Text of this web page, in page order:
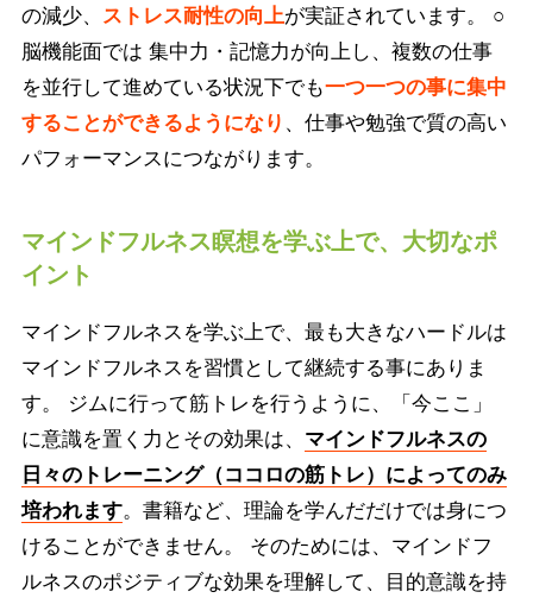
の減少、 ストレス耐性の向上が実証されています。 ○
脳機能面では 集中力・記憶力が向上し、複数の仕事
を並行して進めている状況下でも一つ一つの事に集中
することができるようになり 、仕事や勉強で質の高い
パフォーマンスにつながります。
マインドフルネス瞑想を学ぶ上で、大切なポ
イント
マインドフルネスを学ぶ上で、最も大きなハードルは
マインドフルネスを習慣として継続する事にありま
す。 ジムに行って筋トレを行うように、「今ここ」
に意識を置く力とその効果は、 マインドフルネスの
日々のトレーニング（ココロの筋トレ）によってのみ
培われます。書籍など、理論を学んだだけでは身につ
けることができません。 そのためには、マインドフ
ルネスのポジティブな効果を理解して、目的意識を持